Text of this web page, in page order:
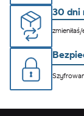
30 dni